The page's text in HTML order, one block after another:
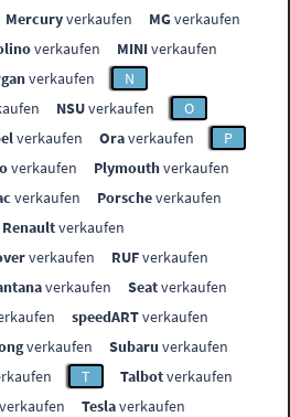
Mercuryverkaufen MGverkaufen
verkaufen MINIverkaufen
verkaufen
N
NSUverkaufen
O
verkaufen Oraverkaufen
P
verkaufen Plymouthverkaufen
verkaufen Porscheverkaufen
Renaultverkaufen
verkaufen RUFverkaufen
verkaufen Seatverkaufen
speedARTverkaufen
verkaufen Subaru verkaufen
T Talbotverkaufen
verkaufen Teslaverkaufen